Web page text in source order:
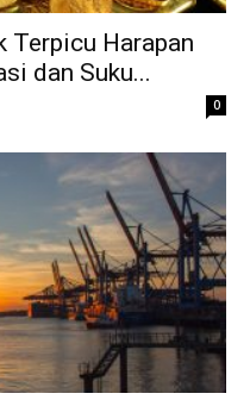
Terpicu Harapan
dan Suku...
0